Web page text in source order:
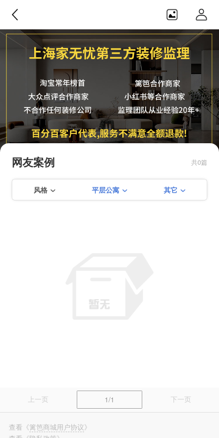
纯正第三方，不合作任何装修公
不满意可全额退款！！
网友案例 共0篇
风格 平层公寓 其它
上一页 1/1 下一页
查看 《篱笆商城用户协议》